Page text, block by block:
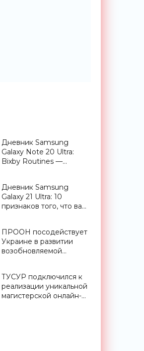
Дневник Samsung
Galaxy Note 20 Ultra:
Bixby Routines —
будущее - «Смартфоны»
Дневник Samsung
Galaxy 21 Ultra: 10
признаков того, что вам
ПРООН посодействует
Украине в развитии
возобновляемой
ТУСУР подключился к
реализации уникальной
магистерской онлайн-